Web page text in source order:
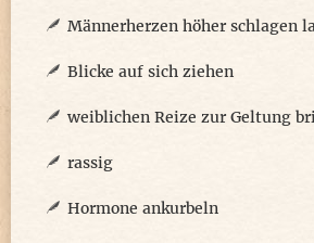
Männerherzen höher schlagen
Blicke auf sich ziehen
weiblichen Reize zur Geltung
rassig
Hormone ankurbeln